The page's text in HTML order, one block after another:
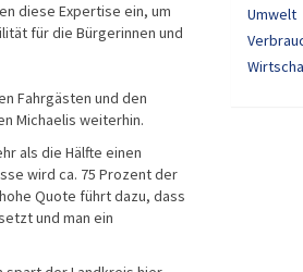
diese Expertise ein, um
für die Bürgerinnen und
Fahrgästen und den
Michaelis weiterhin.
als die Hälfte einen
wird ca. 75 Prozent der
Quote führt dazu, dass
und man ein
Umwelt